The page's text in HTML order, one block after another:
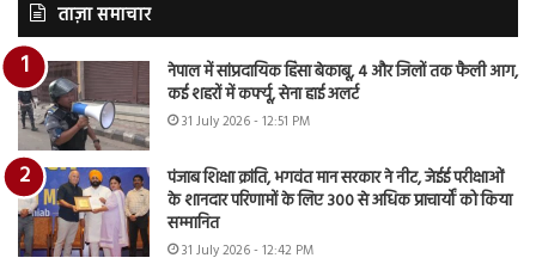
ताज़ा समाचार
नेपाल में सांप्रदायिक हिंसा बेकाबू, 4 और जिलों तक फैली आग,
कई शहरों में कर्फ्यू, सेना हाई अलर्ट
31 July 2026 - 12:51 PM
पंजाब शिक्षा क्रांति, भगवंत मान सरकार ने नीट, जेईई परीक्षाओं
के शानदार परिणामों के लिए 300 से अधिक प्राचार्यों को किया
सम्मानित
31 July 2026 - 12:42 PM